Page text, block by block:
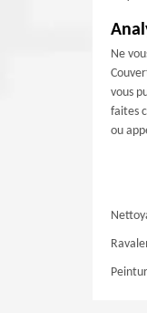
Ne
vous
faites
ou